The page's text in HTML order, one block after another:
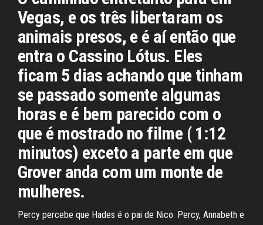
Vegas, e os três libertaram os
animais presos, e é aí então que
entra o Cassino Lótus. Eles
ficam 5 dias achando que tinham
se passado somente algumas
horas e é bem parecido com o
que é mostrado no filme ( 1:12
minutos) exceto a parte em que
Grover anda com um monte de
mulheres.
Percy percebe que Hades é o pai de Nico. Percy, Annabeth e